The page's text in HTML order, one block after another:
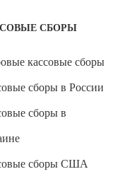
СБОРЫ
кассовые сборы
сборы в России
сборы в
сборы США